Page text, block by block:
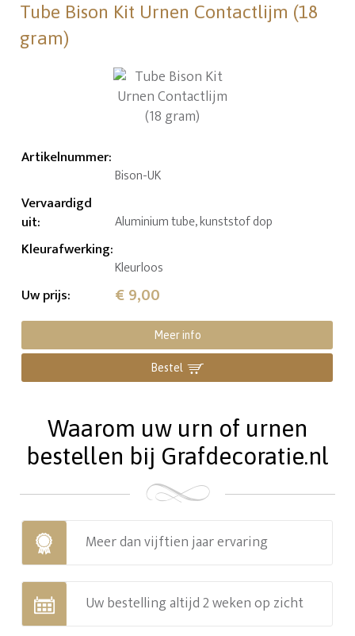
Tube Bison Kit Urnen Contactlijm (18
gram)
Artikelnummer:
Bison-UK
Vervaardigd
uit: Aluminium tube, kunststof dop
Kleurafwerking:
Kleurloos
Uw prijs: € 9,00
Meer info
Bestel
Waarom uw urn of urnen
bestellen bij Grafdecoratie.nl
Meer dan vijftien jaar ervaring
Uw bestelling altijd 2 weken op zicht